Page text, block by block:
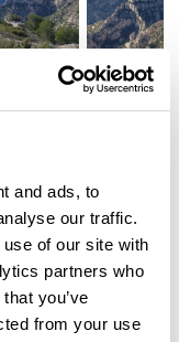
and ads, to
our traffic.
of our site with
partners who
you’ve
from your use
avis !